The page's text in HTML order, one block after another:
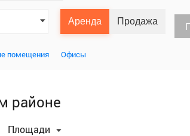
Аренда Продажа
помещения Офисы
районе
Площади